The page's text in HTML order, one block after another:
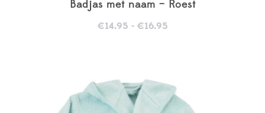
Badjas met naam – Roest
€14.95 - €16.95Prijsklasse: